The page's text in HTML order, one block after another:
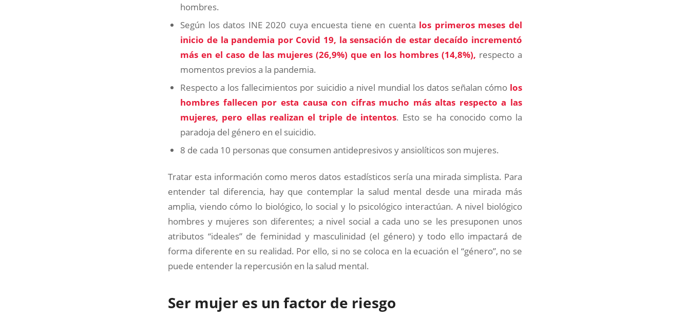
hombres.
Según los datos INE 2020 cuya encuesta tiene en cuenta los primeros meses del
inicio de la pandemia por Covid 19, la sensación de estar decaído incrementó
más en el caso de las mujeres (26,9%) que en los hombres (14,8%), respecto a
momentos previos a la pandemia.
Respecto a los fallecimientos por suicidio a nivel mundial los datos señalan cómo los
hombres fallecen por esta causa con cifras mucho más altas respecto a las
mujeres, pero ellas realizan el triple de intentos. Esto se ha conocido como la
paradoja del género en el suicidio.
8 de cada 10 personas que consumen antidepresivos y ansiolíticos son mujeres.
Tratar esta información como meros datos estadísticos sería una mirada simplista. Para
entender tal diferencia, hay que contemplar la salud mental desde una mirada más
amplia, viendo cómo lo biológico, lo social y lo psicológico interactúan. A nivel biológico
hombres y mujeres son diferentes; a nivel social a cada uno se les presuponen unos
atributos “ideales” de feminidad y masculinidad (el género) y todo ello impactará de
forma diferente en su realidad. Por ello, si no se coloca en la ecuación el “género”, no se
puede entender la repercusión en la salud mental.
Ser mujer es un factor de riesgo